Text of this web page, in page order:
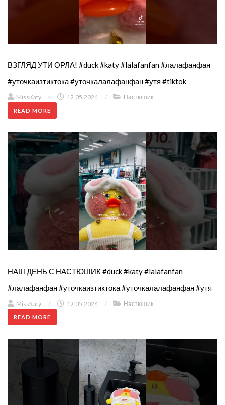
ВЗГЛЯД УТИ ОРЛА! #duck #katy #lalafanfan #лалафанфан
#уточкаизтиктока #уточкалалафанфан #утя #tiktok
MissKaty / 12.05.2024 / Настюшик
READ MORE
НАШ ДЕНЬ С НАСТЮШИК #duck #katy #lalafanfan
#лалафанфан #уточкаизтиктока #уточкалалафанфан #утя
MissKaty / 12.05.2024 / Настюшик
READ MORE